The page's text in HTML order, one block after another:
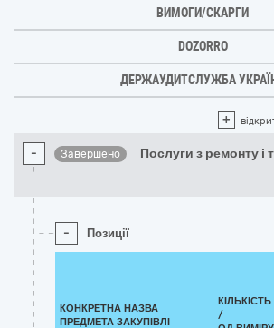
ВИМОГИ/СКАРГИ
DOZORRO
ДЕРЖАУДИТСЛУЖБА
+
- Завершено Послуги з ремонту і
- Позиції
КОНКРЕТНА НАЗВА
ПРЕДМЕТА ЗАКУПІВЛІ
КІЛЬКІСТЬ
/